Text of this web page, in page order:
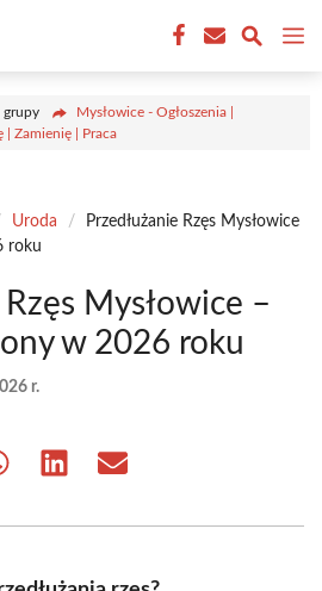
grupy
Mysłowice - Ogłoszenia |
| Zamienię | Praca
Uroda /
Przedłużanie Rzęs Mysłowice
roku
Mysłowice –
w 2026 roku
r.
Share Share